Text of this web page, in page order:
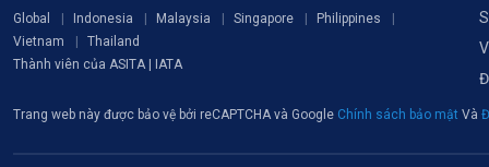
Global
Indonesia Malaysia Singapore
Philippines
Vietnam
Thailand
Thành viên của ASITA | IATA
Trang web này được bảo vệ bởi reCAPTCHA và Google Chính sách bảo mật Và